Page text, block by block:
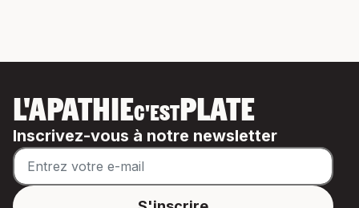
L'APATHIEC'ESTPLATE
Inscrivez-vous à notre newsletter